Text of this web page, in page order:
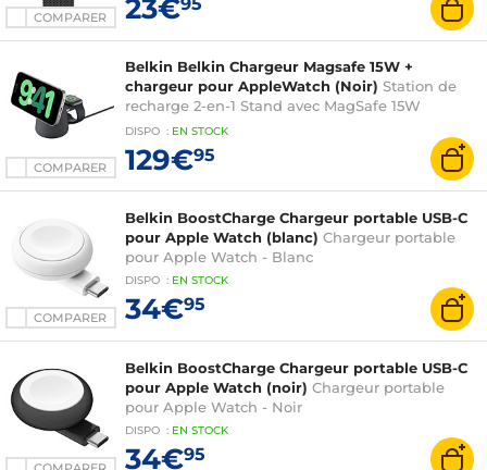
COMPARER 23€
COMPARER
Belkin Belkin Chargeur Magsafe 15W +
chargeur pour AppleWatch (Noir) Station de
recharge 2-en-1 Stand avec MagSafe 15W
(iPhone, AirPods, Apple Watch)
DISPO : EN STOCK
129€95
COMPARER
Belkin BoostCharge Chargeur portable USB-C
pour Apple Watch (blanc) Chargeur portable
pour Apple Watch - Blanc
DISPO : EN STOCK
34€95
Belkin BoostCharge Chargeur portable USB-C
pour Apple Watch (noir) Chargeur portable
pour Apple Watch - Noir
DISPO : EN STOCK
34€95